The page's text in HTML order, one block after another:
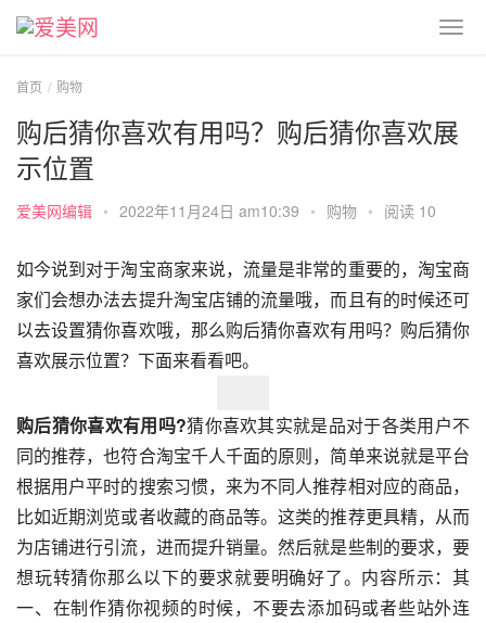
首页 购物
购后猜你喜欢有用吗？购后猜你喜欢展
示位置
爱美网编辑 • 2022年11月24日 am10:39 • 购物 • 阅读 10
如今说到对于淘宝商家来说，流量是非常的重要的，淘宝商
家们会想办法去提升淘宝店铺的流量哦，而且有的时候还可
以去设置猜你喜欢哦，那么购后猜你喜欢有用吗？购后猜你
喜欢展示位置？下面来看看吧。
购后猜你喜欢有用吗?猜你喜欢其实就是品对于各类用户不
同的推荐，也符合淘宝千人千面的原则，简单来说就是平台
根据用户平时的搜索习惯，来为不同人推荐相对应的商品，
比如近期浏览或者收藏的商品等。这类的推荐更具精，从而
为店铺进行引流，进而提升销量。然后就是些制的要求，要
想玩转猜你那么以下的要求就要明确好了。内容所示：其
一、在制作猜你视频的时候，不要去添加码或者些站外连